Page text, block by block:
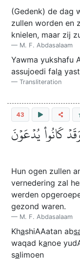
(Gedenk) de dag
zullen worden en
knielen, maar zij
M. F. Abdasalaam
Yawma yukshafu
assujoedi fala
Transliteration
43
كَانُواْ يُدۡعَوۡنَ
Hun ogen zullen
vernedering zal
werden
gezond waren.
M. F. Abdasalaam
KhashiAAatan ab
waqad kanoe
salimoen